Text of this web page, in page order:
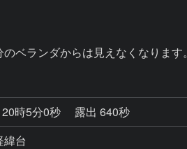
ベランダからは見えなくなります。
時5分0秒
露出 640秒
緯台